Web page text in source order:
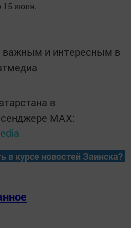
15 июля.
и интересным в
в
MАХ:
в курсе новостей Заинска?